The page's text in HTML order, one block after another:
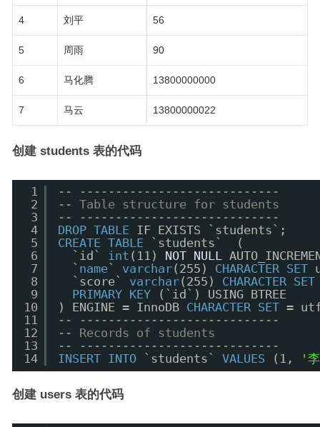
4 刘平 56
5 周雨 90
6 马化腾 13800000000
7 马云 13800000022
创建 students 表的代码
1
2
3
4
5
6
7
8
9
10
11
12
13
14
-- ----------------------------
-- Table structure for students
-- ----------------------------
DROP TABLE
IF EXISTS `students`;
CREATE TABLE
`students`  (
`id` int (11) NOT NULL
` name` varchar(255) CHARACTER SET
`score` varchar(255) CHARACTER SET
PRIMARY KEY
(`id`) USING BTREE
) ENGINE = InnoDB CHARACTER SET =
-- ----------------------------
-- Records of students
-- ----------------------------
INSERT INTO `students` VALUES (1, '
创建 users 表的代码